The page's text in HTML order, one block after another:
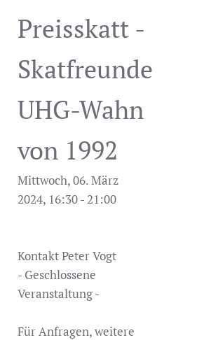
Preisskatt -
Skatfreunde
UHG-Wahn
von 1992
Mittwoch, 06. März
2024, 16:30 - 21:00
KontaktPeter Vogt
- Geschlossene
Veranstaltung -
Für Anfragen, weitere